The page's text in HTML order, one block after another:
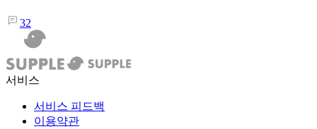
32
서비스
서비스 피드백
이용약관